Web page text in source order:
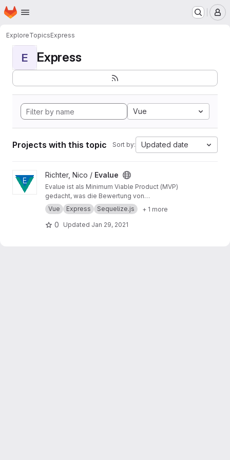
Skip to main content
Homepage
ExploreTopicsExpress
E Express
Vue
Projects with this topic Sort by: Updated date
View Evalue project
Richter, Nico / Evalue
Evalue ist als Minimum Viable Product (MVP)
gedacht, was die Bewertung von
audiovisuellen Medien vereinfacht, um
großflächig quantitative Umfragen durchführen
zu können.
Vue Express Sequelize.js + 1 more
0 Updated Jan 29, 2021